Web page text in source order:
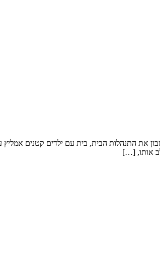
את התנהלות הבית, בית עם ילדים קטנים אמליץ
אותו, […]